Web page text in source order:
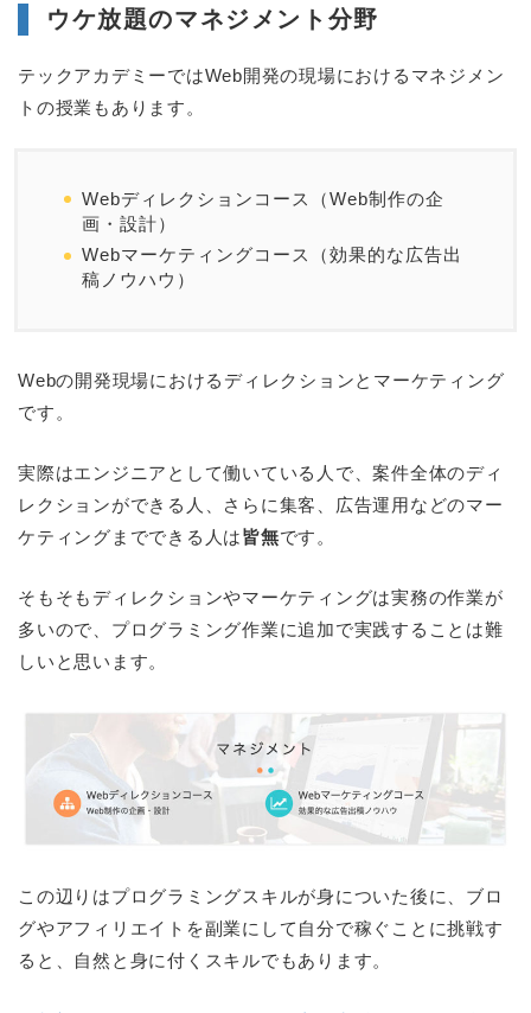
ウケ放題のマネジメント分野
テックアカデミーではWeb開発の現場におけるマネジメン
トの授業もあります。
Webディレクションコース（Web制作の企
画・設計）
Webマーケティングコース（効果的な広告出
稿ノウハウ）
Webの開発現場におけるディレクションとマーケティング
です。
実際はエンジニアとして働いている人で、案件全体のディ
レクションができる人、さらに集客、広告運用などのマー
ケティングまでできる人は皆無です。
そもそもディレクションやマーケティングは実務の作業が
多いので、プログラミング作業に追加で実践することは難
しいと思います。
この辺りはプログラミングスキルが身についた後に、ブロ
グやアフィリエイトを副業にして自分で稼ぐことに挑戦す
ると、自然と身に付くスキルでもあります。